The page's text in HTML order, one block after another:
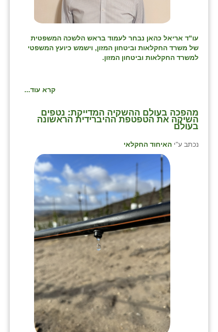
עו"ד אריאל כהאן נבחר לעמוד בראש הלשכה המשפטית
של משרד החקלאות וביטחון המזון, וישמש כיועץ המשפטי
למשרד החקלאות וביטחון המזון.
קרא עוד...
מהפכה בעולם ההשקיה המדייקת: נטפים
השיקה את הטפטפת ההיברידית הראשונה
בעולם
נכתב ע"י האיחוד החקלאי